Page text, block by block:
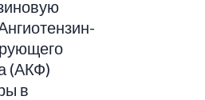
(АКФ)
в